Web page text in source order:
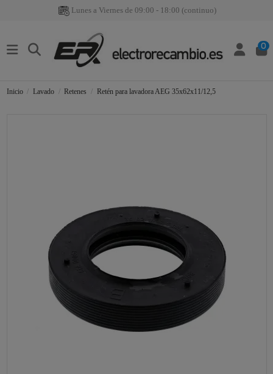
Lunes a Viernes de 09:00 - 18:00 (continuo)
0
Inicio Lavado Retenes Retén para lavadora AEG 35x62x11/12,5